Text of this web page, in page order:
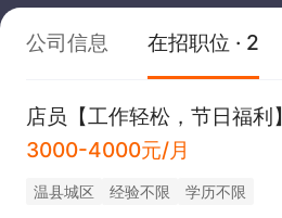
公司信息 在招职位 · 2
店员【工作轻松，节日福利】
3000-4000元/月
温县城区 经验不限 学历不限